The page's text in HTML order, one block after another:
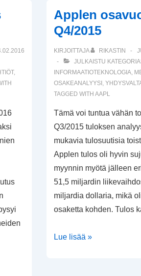
,
Applen
Q4/2015
KIRJOITTAJA RIKASTIN
JULKAISTU
INFORMAATIOTEKNOLOGIA,
OSAKEANALYYSI ,
TAGGED WITH AAPL
Tämä voi tuntua vähän
Q3/2015 tuloksen
mukavia tulosuutisia
Applen tulos oli hyvin
myynnin myötä jälleen
51,5 miljardin
miljardia dollaria, mikä
osaketta kohden. Tulos
Applen
Lue lisää »